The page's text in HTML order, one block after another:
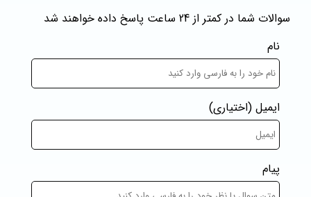
سوالات شما در کمتر از 24 ساعت پاسخ داده خواهند شد
نام
ایمیل (اختیاری)
پیام